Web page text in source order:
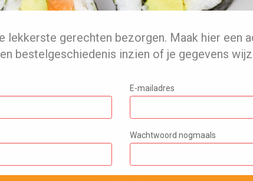
lekkerste gerechten bezorgen. Maak hier een
bestelgeschiedenis inzien of je gegevens
E-mailadres
Wachtwoord nogmaals